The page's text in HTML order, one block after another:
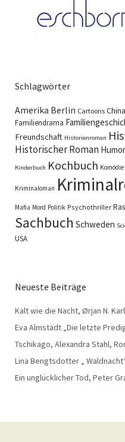
Schlagwörter
Amerika Berlin Cartoons China
Familiendrama
Freundschaft Historienroman
Historischer Roman Humor
Kinderbuch Kochbuch Komödie
Kriminaloman
Mafia Mord Politik Psychothriller
Sachbuch Schweden
USA
Neueste Beiträge
Kalt wie die Nacht, Ørjan N.
Eva Almstädt „Die letzte
Tschikago, Alexandra Stahl,
Lina Bengtsdotter „
Ein unglücklicher Tod, Peter